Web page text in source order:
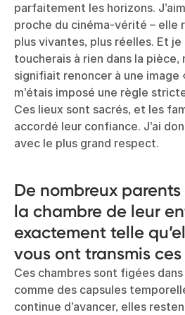
parfaitement les horizons.
proche du cinéma-vérité – elle
plus vivantes, plus réelles. Et je
toucherais à rien dans la pièce,
signifiait renoncer à une image
m’étais imposé une règle
Ces lieux sont sacrés, et les
accordé leur confiance. J’ai
avec le plus grand respect.
De nombreux
la chambre de leur
exactement telle
vous ont transmis
Ces chambres sont figées
comme des capsules
continue d’avancer, elles